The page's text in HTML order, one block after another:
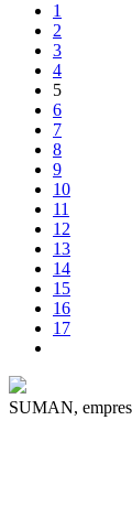
1
2
3
4
5
6
7
8
9
10
11
12
13
14
15
16
17
SUMAN,